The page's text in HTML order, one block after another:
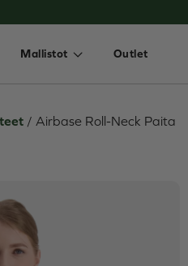
tai sulje valikko
Mallistot
Avaa tai sulje valikko
Outlet
/ Airbase Roll-Neck Paita